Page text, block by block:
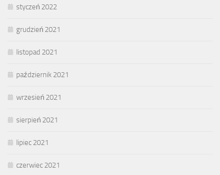
styczeń 2022
grudzień 2021
listopad 2021
październik 2021
wrzesień 2021
sierpień 2021
lipiec 2021
czerwiec 2021